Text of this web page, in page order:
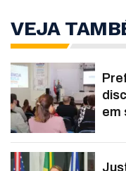
VEJA
em